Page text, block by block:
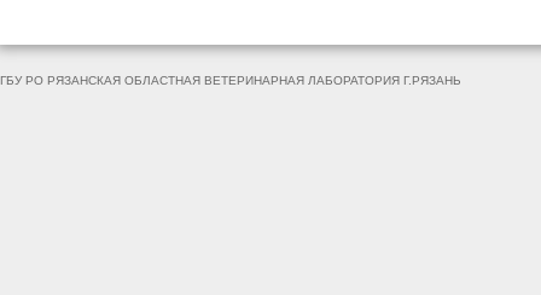
ГБУ РО РЯЗАНСКАЯ ОБЛАСТНАЯ ВЕТЕРИНАРНАЯ ЛАБОРАТОРИЯ Г.РЯЗАНЬ